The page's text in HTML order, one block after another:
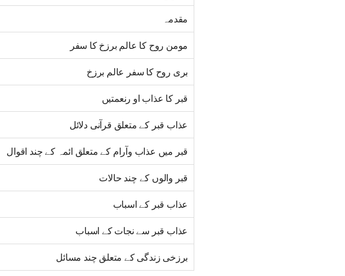
مقدمہ
مومن روح کا عالم برزخ کا سفر
بری روح کا سفر عالم برزخ
قبر کا عذاب او رنعمتیں
عذاب قبر کے متعلق قرآنی دلائل
قبر میں عذاب وآرام کے متعلق ائمہ کے چند اقوال
قبر والوں کے چند حالات
عذاب قبر کے اسباب
عذاب قبر سے نجات کے اسباب
برزخی زندگی کے متعلق چند مسائل